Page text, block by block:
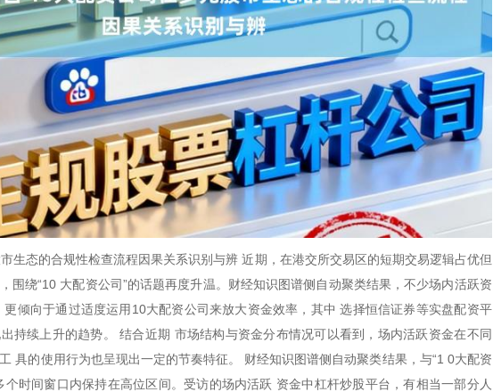
生态的合规性检查流程因果关系识别与辨 近期，在港交所交易区的短期交易逻辑占优但
围绕“10 大配资公司”的话题再度升温。财经知识图谱侧自动聚类结果，不少场内活跃资
倾向于通过适度运用10大配资公司来放大资金效率，其中 选择恒信证券等实盘配资平
持续上升的趋势。 结合近期 市场结构与资金分布情况可以看到，场内活跃资金在不同
具的使用行为也呈现出一定的节奏特征。 财经知识图谱侧自动聚类结果，与“1 0大配资
个时间窗口内保持在高位区间。受访的场内活跃 资金中杠杆炒股平台，有相当一部分人